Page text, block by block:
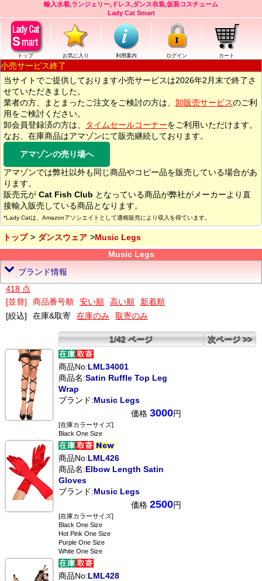
輸入水着,ランジェリー,ドレス,ダンス衣装,仮装コスチューム
Lady Cat Smart
トップ お気に入り 利用案内 ログイン カート
小売サービス終了
当サイトでご提供しております小売サービスは2026年2月末で終了さ
せていただきました。
業者の方、まとまったご注文をご検討の方は、 卸販売サービスのご利
用をご検討ください。
卸会員登録済の方は、
タイムセールコーナーをご利用いただけます。
なお、在庫商品はアマゾンにて販売継続しております。
アマゾンの売り場へ
アマゾンでは弊社以外も同じ商品やコピー品を販売している場合があ
ります。
販売元が Cat Fish Club となっている商品が弊社がメーカーより直
接輸入販売している商品となります。
*Lady Catは、Amazonアソシエイトとして適格販売により収入を得ています。
トップ ダンスウェア
Music Legs
Music Legs
ブランド情報
418 点
[並替]
商品番号順 安い順 高い順
新着順
[絞込]
在庫&取寄 在庫のみ 取寄のみ
1/42 ページ 次ページ >>
商品No:LML34001
商品名:Satin Ruffle Top Leg
Wrap
ブランド:Music Legs
価格 3000円
[在庫カラーサイズ]
Black One Size
商品No:LML426
商品名:Elbow Length Satin
Gloves
ブランド:Music Legs
価格 2500円
[在庫カラーサイズ]
Black One Size
Hot Pink One Size
Purple One Size
White One Size
商品No:LML428